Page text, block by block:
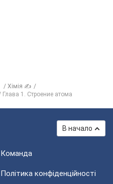
Хімія ✍
Глава 1. Строение атома
В начало
Команда
Політика конфіденційності